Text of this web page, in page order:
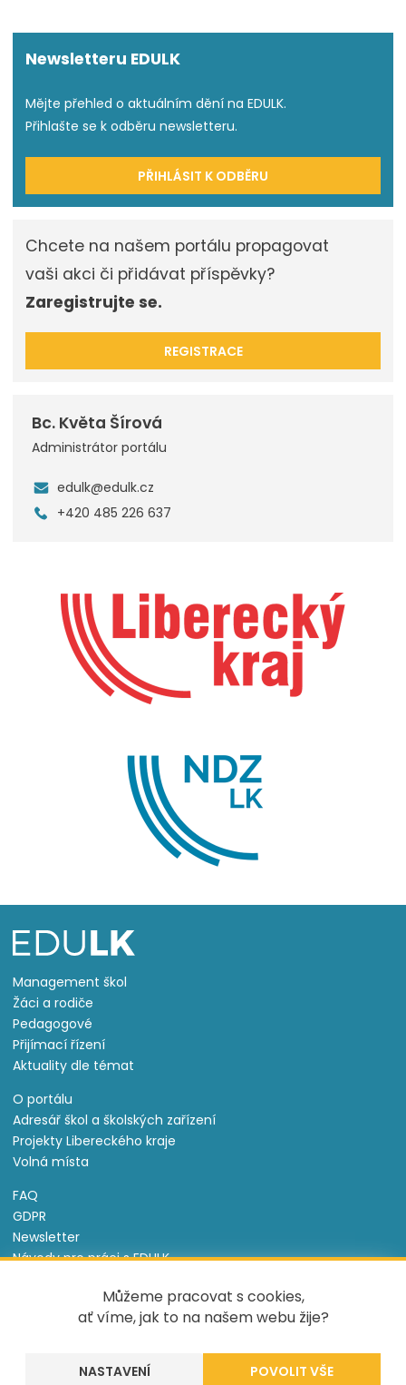
Můžeme pracovat s cookies,
ať víme, jak to na našem webu žije?
NASTAVENÍ
Newsletteru EDULK
Mějte přehled o aktuálním dění na EDULK.
Přihlašte se k odběru newsletteru.
PŘIHLÁSIT K ODBĚRU
Chcete na našem portálu propagovat
vaši akci či přidávat příspěvky?
Zaregistrujte se.
REGISTRACE
Bc. Květa Šírová
Administrátor portálu
edulk@edulk.cz
+420 485 226 637
Management škol
Žáci a rodiče
Pedagogové
Přijímací řízení
Aktuality dle témat
O portálu
Adresář škol a školských zařízení
Projekty Libereckého kraje
Volná místa
FAQ
GDPR
Newsletter
Návody pro práci s EDULK
Nastavení cookies
Informace o souborech cookie
Tento projekt je spolufinancován Evropským sociálním